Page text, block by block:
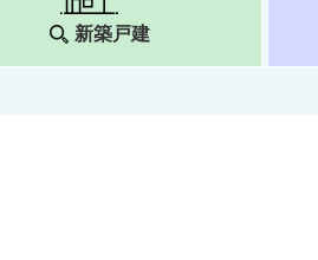
新築戸建